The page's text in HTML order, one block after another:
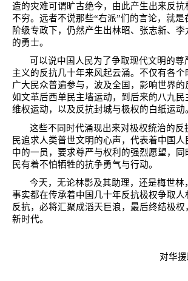
造的灾难可谓旷古绝今，由此产生出来反抗
不穷。远者不说那些“右派”们的言论，就是
阶级专政下，仍然产生出林昭、张志新、
的勇士。
可以说中国人民为了争取现代文明的尊
主义的反抗几十年来风起云涌。不仅有各个
广大民众普遍参与，波及全国，影响世界的
如文革后西单民主墙运动，到后来的八九民
维权运动，以及反抗封城与极权的白纸运动
这些不同时代涌现出来对极权统治的反
民追求人类普世文明的心声，代表着中国
中的一员，要求尊严与权利的强烈愿望，同
民有着不怕牺牲的抗争勇气与行动。
今天，无论林影及其助理，还是梅世林
事实都在传承着中国几十年反抗极权争取人
反抗，必将汇聚成滔天巨浪，最后终结极权
新时代。
对华